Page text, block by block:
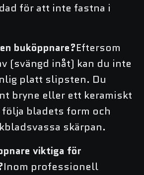
för att inte fastna i
buköppnare?Eftersom
(svängd inåt) kan du inte
platt slipsten. Du
bryne eller ett keramiskt
bladets form och
skärpan.
viktiga för
Inom professionell